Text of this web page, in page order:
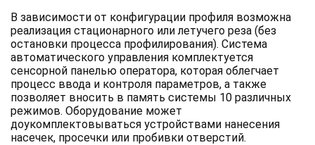
В зависимости от конфигурации профиля возможна
реализация стационарного или летучего реза (без
остановки процесса профилирования). Система
автоматического управления комплектуется
сенсорной панелью оператора, которая облегчает
процесс ввода и контроля параметров, а также
позволяет вносить в память системы 10 различных
режимов. Оборудование может
доукомплектовываться устройствами нанесения
насечек, просечки или пробивки отверстий.